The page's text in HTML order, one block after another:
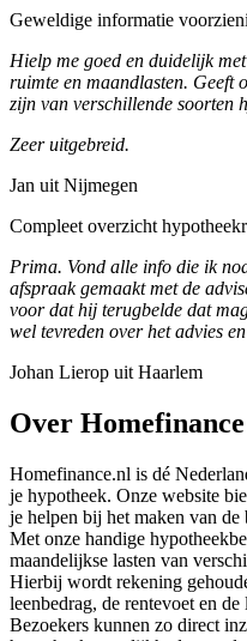
Geweldige informatie
Hielp me goed en duidelijk
ruimte en maandlasten. Geeft
zijn van verschillende soorten
Zeer uitgebreid.
Jan uit Nijmegen
Compleet overzicht
Prima. Vond alle info die ik
afspraak gemaakt met de
voor dat hij terugbelde dat
wel tevreden over het advies
Johan Lierop uit Haarlem
Over Homefinance
Homefinance.nl is dé
je hypotheek. Onze website
je helpen bij het maken van
Met onze handige
maandelijkse lasten van
Hierbij wordt rekening
leenbedrag, de rentevoet en
Bezoekers kunnen zo direct